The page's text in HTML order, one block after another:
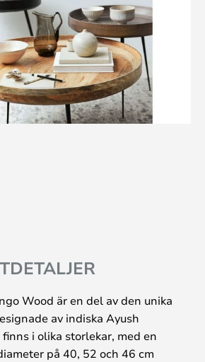
Wood är en del av den unika
av indiska Ayush
i olika storlekar, med en
på 40, 52 och 46 cm